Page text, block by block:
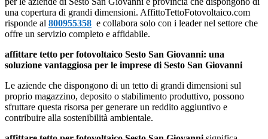
una copertura di grandi dimensioni. AffittoTettoFotovoltaico.com
risponde al 800955358 e collabora solo con i leader nel settore che
offre un servizio completo e affidabile.
affittare tetto per fotovoltaico Sesto San Giovanni: una
soluzione vantaggiosa per le imprese di Sesto San Giovanni
Le aziende che dispongono di un tetto di grandi dimensioni sul
proprio magazzino, deposito o stabilimento produttivo, possono
sfruttare questa risorsa per generare un reddito aggiuntivo e
contribuire alla sostenibilità ambientale.